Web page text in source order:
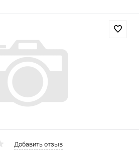
Добавить отзыв